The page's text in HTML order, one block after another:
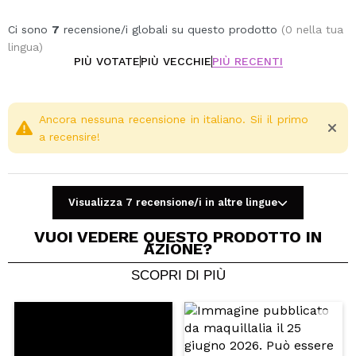
Ci sono 7 recensione/i globali su questo prodotto (0 nella tua
lingua)
PIÙ VOTATEPIÙ VECCHIEPIÙ RECENTI
Condividi un video o una foto
Il tuo video potrebbe essere il primo. Immaginalo...
Consiglieresti questo acquisto? Si No
Ancora nessuna recensione in italiano. Sii il primo
a recensire!
Visualizza 7 recensione/i in altre lingue
VUOI VEDERE QUESTO PRODOTTO IN
AZIONE?
SCOPRI DI PIÙ